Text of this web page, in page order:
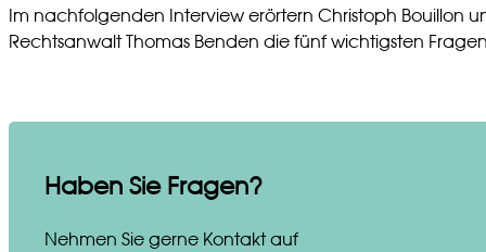
Im nachfolgenden Interview erörtern Christoph Bouillon
Rechtsanwalt Thomas Benden die fünf wichtigsten
Haben Sie Fragen?
Nehmen Sie gerne Kontakt auf